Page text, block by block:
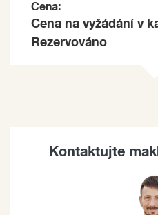
Cena:
Cena na vyžádání v
Rezervováno
Kontaktujte